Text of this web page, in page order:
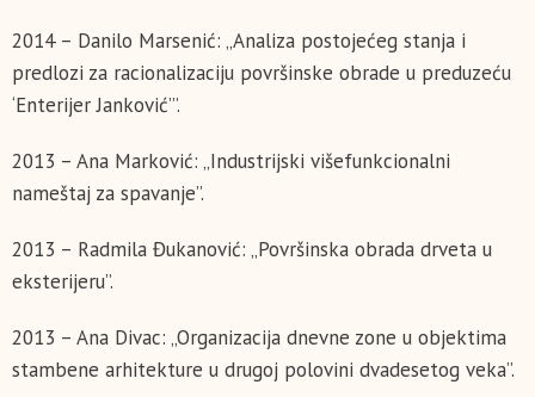
2014 – Danilo Marsenić: „Analiza postojećeg stanja i
predlozi za racionalizaciju površinske obrade u preduzeću
‘Enterijer Janković’”.
2013 – Ana Marković: „Industrijski višefunkcionalni
nameštaj za spavanje”.
2013 – Radmila Đukanović: „Površinska obrada drveta u
eksterijeru”.
2013 – Ana Divac: „Organizacija dnevne zone u objektima
stambene arhitekture u drugoj polovini dvadesetog veka”.